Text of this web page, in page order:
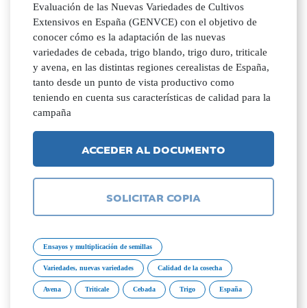
Evaluación de las Nuevas Variedades de Cultivos
Extensivos en España (GENVCE) con el objetivo de
conocer cómo es la adaptación de las nuevas
variedades de cebada, trigo blando, trigo duro, triticale
y avena, en las distintas regiones cerealistas de España,
tanto desde un punto de vista productivo como
teniendo en cuenta sus características de calidad para la
campaña
ACCEDER AL DOCUMENTO
SOLICITAR COPIA
Ensayos y multiplicación de semillas
Variedades, nuevas variedades Calidad de la cosecha
Avena Triticale Cebada Trigo España